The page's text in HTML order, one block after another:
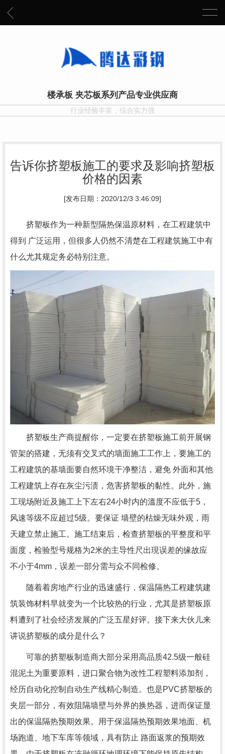
楼承板 夹芯板系列产品专业供应商
行业经验丰富，综合实力强
告诉你挤塑板施工的要求及影响挤塑板
价格的因素
[发布日期：2020/12/3 3:46:09]
挤塑板作为一种新型隔热保温原材料，在工程建筑中
得到 广泛运用，但很多人仍然不清楚在工程建筑施工中有
什么尤其规定务必特别注意。
挤塑板生产商提醒你，一定要在挤塑板施工前开展钢
管架的搭建，无须有交叉式的墙面施工工作上，要施工的
工程建筑的基墙面要自然环境干净整洁，避免 外面和其他
工程建筑上存在灰尘污渍，危害挤塑板的黏性。此外，施
工现场附近及施工上下左右24小时内的溫度不应低于5，
风速等级不应超过5级。要保证 墙壁的枯燥无味外观，雨
天建立禁止施工。施工结束后，检查挤塑板的平整度和平
面度，检验型号规格为2米的主导性尺出現误差的缘故应
不小于4mm，误差一部分需与众不同检修。
随着着房地产行业的迅速盛行，保温隔热工程建筑建
筑装饰材料早就变为一个比较热的行业，尤其是挤塑板原
料遭到了社会经济发展的广泛五星好评。接下来大伙儿来
讲说挤塑板的成分是什么？
可靠的挤塑板制造商大部分采用高品质42.5级一般硅
混泥土为重要原料，进口聚合物为改性工程塑料添加剂，
经历自动化控制自动生产线精心制造。也是PVC挤塑板的
夹层一部分，有效阻隔墙壁与外界的换热器，进而保证显
出的保温隔热预期效果。用于保温隔热预期效果地面、机
场跑道、地下车库等领域，具有防止 路面返浆的预期效